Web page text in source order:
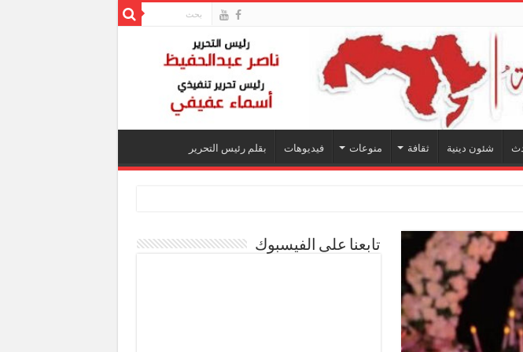
شئون دينية ثقافة منوعات فيديوهات بقلم رئيس التحرير
ا
تابعنا على الفيسبوك